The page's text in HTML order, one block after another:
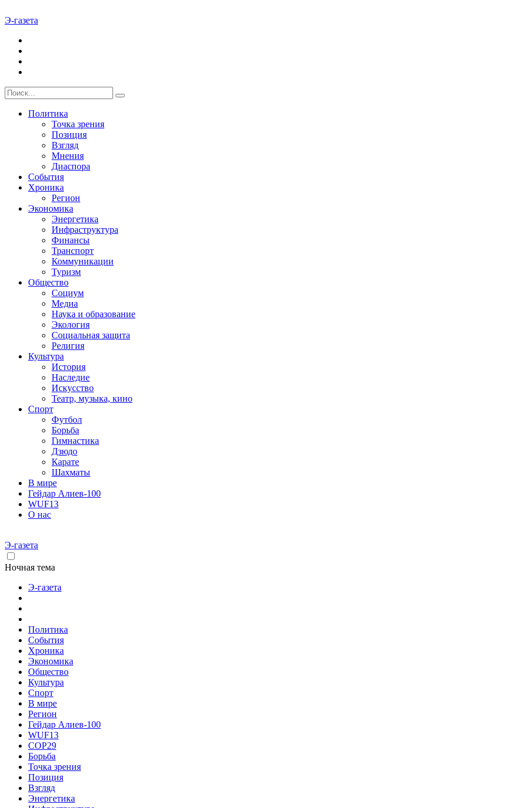
Э-газета
Политика
Точка зрения
Позиция
Взгляд
Мнения
Диаспора
События
Хроника
Регион
Экономика
Энергетика
Инфраструктура
Финансы
Транспорт
Коммуникации
Туризм
Общество
Социум
Медиа
Наука и образование
Экология
Социальная защита
Религия
Культура
История
Наследие
Искусство
Театр, музыка, кино
Спорт
Футбол
Борьба
Гимнастика
Дзюдо
Карате
Шахматы
В мире
Гейдар Алиев-100
WUF13
О нас
Э-газета
Ночная тема
Э-газета
Политика
События
Хроника
Экономика
Общество
Культура
Спорт
В мире
Регион
Гейдар Алиев-100
WUF13
COP29
Борьба
Точка зрения
Позиция
Взгляд
Энергетика